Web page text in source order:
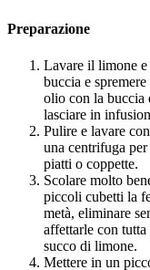
Preparazione
Lavare il limone e
buccia e
olio con la buccia
lasciare in
Pulire e lavare
una centrifuga
piatti o coppette.
Scolare molto
piccoli cubetti la
metà, eliminare
affettarle con
succo di limone.
Mettere in un